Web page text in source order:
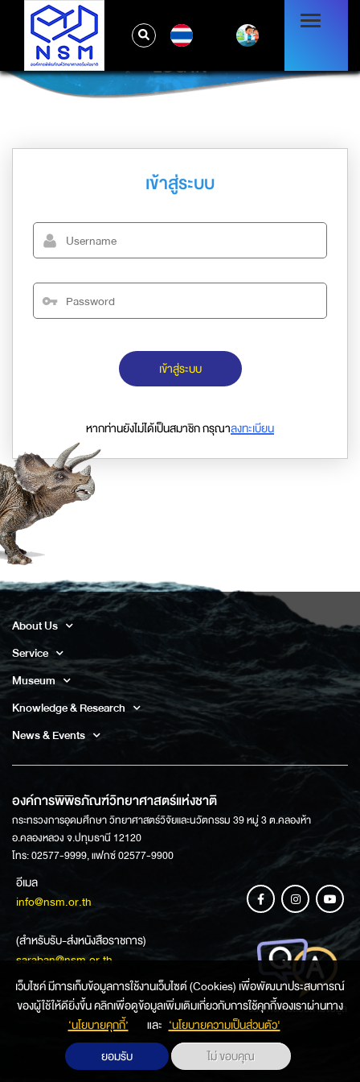
LOG IN
เข้าสู่ระบบ
เข้าสู่ระบบ
หากท่านยังไม่ได้เป็นสมาชิก กรุณาลงทะเบียน
About Us
Service
Museum
Knowledge & Research
News & Events
องค์การพิพิธภัณฑ์วิทยาศาสตร์แห่งชาติ
กระทรวงการอุดมศึกษา วิทยาศาสตร์วิจัยและนวัตกรรม 39 หมู่ 3 ต.คลองห้า
อ.คลองหลวง จ.ปทุมธานี 12120
โทร: 02577-9999, แฟกซ์ 02577-9900
อีเมล
info@nsm.or.th
(สำหรับรับ-ส่งหนังสือราชการ)
saraban@nsm.or.th
ช่องทางการสอบถามข้อมูล
เว็บไซค์ มีการเก็บข้อมูลการใช้งานเว็บไซต์ (Cookies) เพื่อพัฒนาประสบการณ์
ของผู้ใช้ให้ดียิ่งขึ้น คลิกเพื่อดูข้อมูลเพิ่มเติมเกี่ยวกับการใช้คุกกี้ของเราผ่านทาง
‘นโยบายคุกกี้’
และ ‘นโยบายความเป็นส่วนตัว'
ยอมรับ
ไม่ ขอบคุณ